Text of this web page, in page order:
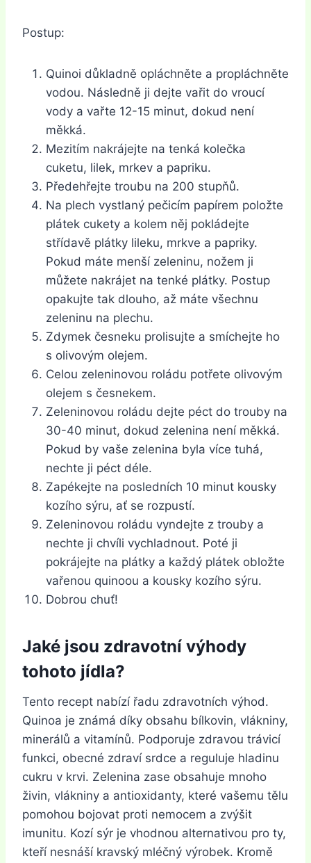
Postup:
Quinoi důkladně opláchněte a propláchněte
vodou. Následně ji dejte vařit do vroucí
vody a vařte 12-15 minut, dokud není
měkká.
Mezitím nakrájejte na tenká kolečka
cuketu, lilek, mrkev a papriku.
Předehřejte troubu na 200 stupňů.
Na plech vystlaný pečicím papírem položte
plátek cukety a kolem něj pokládejte
střídavě plátky lileku, mrkve a papriky.
Pokud máte menší zeleninu, nožem ji
můžete nakrájet na tenké plátky. Postup
opakujte tak dlouho, až máte všechnu
zeleninu na plechu.
Zdymek česneku prolisujte a smíchejte ho
s olivovým olejem.
Celou zeleninovou roládu potřete olivovým
olejem s česnekem.
Zeleninovou roládu dejte péct do trouby na
30-40 minut, dokud zelenina není měkká.
Pokud by vaše zelenina byla více tuhá,
nechte ji péct déle.
Zapékejte na posledních 10 minut kousky
kozího sýru, ať se rozpustí.
Zeleninovou roládu vyndejte z trouby a
nechte ji chvíli vychladnout. Poté ji
pokrájejte na plátky a každý plátek obložte
vařenou quinoou a kousky kozího sýru.
Dobrou chuť!
Jaké jsou zdravotní výhody
tohoto jídla?
Tento recept nabízí řadu zdravotních výhod.
Quinoa je známá díky obsahu bílkovin, vlákniny,
minerálů a vitamínů. Podporuje zdravou trávicí
funkci, obecné zdraví srdce a reguluje hladinu
cukru v krvi. Zelenina zase obsahuje mnoho
živin, vlákniny a antioxidanty, které vašemu tělu
pomohou bojovat proti nemocem a zvýšit
imunitu. Kozí sýr je vhodnou alternativou pro ty,
kteří nesnáší kravský mléčný výrobek. Kromě